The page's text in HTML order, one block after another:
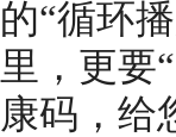
的“循环
里，更要
康码，给